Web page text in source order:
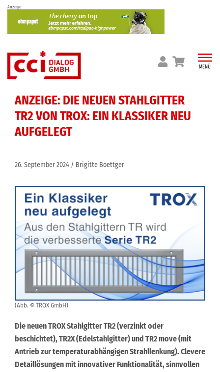
Skip
content
Anzeige
MENÜ
ANZEIGE: DIE NEUEN STAHLGITTER
TR2 VON TROX: EIN KLASSIKER NEU
AUFGELEGT
26. September 2024 Brigitte Boettger
(Abb. © TROX GmbH)
Die neuen TROX Stahlgitter TR2 (verzinkt oder
beschichtet), TR2X (Edelstahlgitter) und TR2 move (mit
Antrieb zur temperaturabhängigen Strahllenkung). Clevere
Detaillösungen mit innovativer Funktionalität, sinnvollen